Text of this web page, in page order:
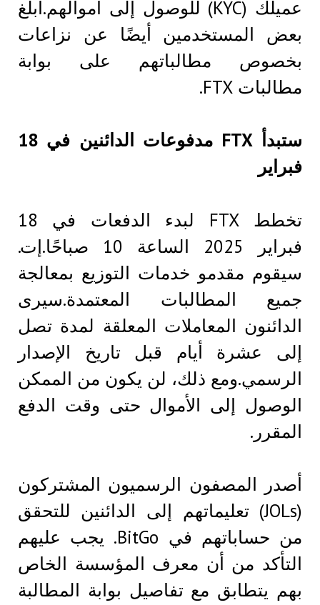
عميلك (KYC) للوصول إلى أموالهم.أبلغ
بعض المستخدمين أيضًا عن نزاعات
بخصوص مطالباتهم على بوابة
مطالبات FTX.
ستبدأ FTX مدفوعات الدائنين في 18
فبراير
تخطط FTX لبدء الدفعات في 18
فبراير 2025 الساعة 10 صباحًا.إت.
سيقوم مقدمو خدمات التوزيع بمعالجة
جميع المطالبات المعتمدة.سيرى
الدائنون المعاملات المعلقة لمدة تصل
إلى عشرة أيام قبل تاريخ الإصدار
الرسمي.ومع ذلك، لن يكون من الممكن
الوصول إلى الأموال حتى وقت الدفع
المقرر.
أصدر المصفون الرسميون المشتركون
(JOLs) تعليماتهم إلى الدائنين للتحقق
من حساباتهم في BitGo. يجب عليهم
التأكد من أن معرف المؤسسة الخاص
بهم يتطابق مع تفاصيل بوابة المطالبة